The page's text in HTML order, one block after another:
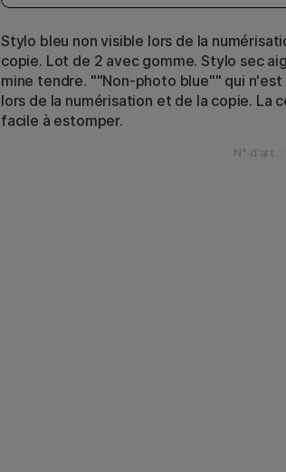
Stylo bleu non visible lors de la
copie. Lot de 2 avec gomme. Stylo sec
mine tendre. ""Non-photo blue"" qui
lors de la numérisation et de la copie. La
facile à estomper.
N° d'art. :